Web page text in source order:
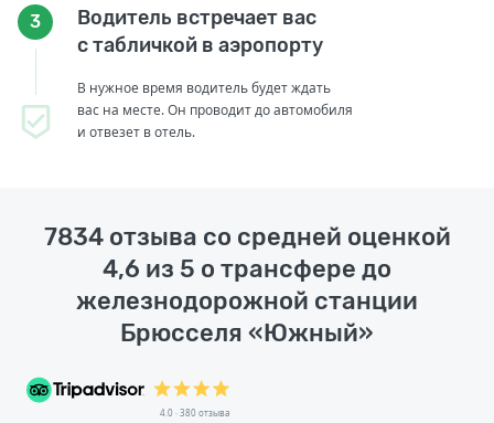
3
Водитель встречает вас
с табличкой в аэропорту
В нужное время водитель будет ждать
вас на месте. Он проводит до автомобиля
и отвезет в отель.
7834 отзыва со средней оценкой
4,6 из 5 о трансфере до
железнодорожной станции
Брюсселя «Южный»
4.0 · 380 отзыва